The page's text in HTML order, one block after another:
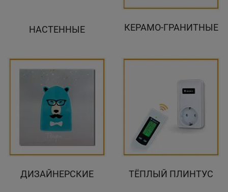
НАСТЕННЫЕ КЕРАМО-ГРАНИТНЫЕ
ДИЗАЙНЕРСКИЕ ТЁПЛЫЙ ПЛИНТУС